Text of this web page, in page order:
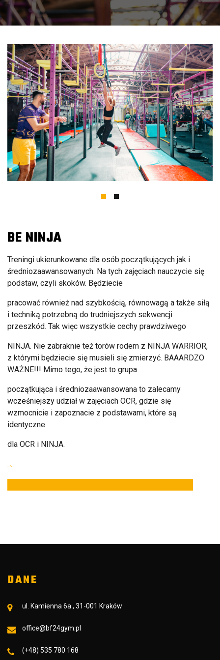
BE NINJA
Treningi ukierunkowane dla osób początkujących jak i
średniozaawansowanych. Na tych zajęciach nauczycie się
podstaw, czyli skoków. Będziecie
pracować również nad szybkością, równowagą a także siłą
i techniką potrzebną do trudniejszych sekwencji
przeszkód. Tak więc wszystkie cechy prawdziwego
NINJA. Nie zabraknie też torów rodem z NINJA WARRIOR,
z którymi będziecie się musieli się zmierzyć. BAAARDZO
WAŻNE!!! Mimo tego, że jest to grupa
początkująca i średniozaawansowana to zalecamy
wcześniejszy udział w zajęciach OCR, gdzie się
wzmocnicie i zapoznacie z podstawami, które są
identyczne
dla OCR i NINJA.
DANE
ul. Kamienna 6a , 31-001 Kraków
office@bf24gym.pl
(+48) 535 780 168